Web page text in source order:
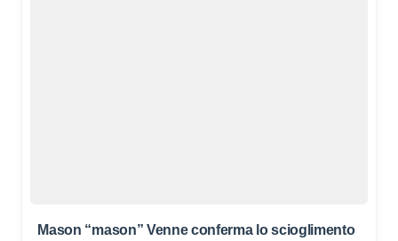
Mason “mason” Venne conferma lo scioglimento